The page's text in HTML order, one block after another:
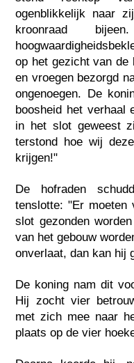
ogenblikkelijk naar
kroonraad
op het gezicht van de
en vroegen bezorgd
ongenoegen. De
boosheid het verhaal
in het slot geweest
terstond hoe wij
krijgen!"
De hofraden
tenslotte: "Er moeten
slot gezonden
van het gebouw
onverlaat, dan kan hij
De koning nam dit
Hij zocht vier
met zich mee naar
plaats op de vier